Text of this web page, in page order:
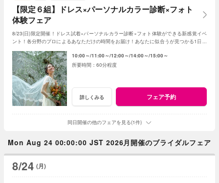
【限定６組】ドレス×パーソナルカラー診断×フォト
体験フェア
8/23(日)限定開催！ドレス試着×パーソナルカラー診断×フォト体験ができる新感覚イベ
ント！各分野のプロによるあなただけの時間をお届け！あなたに似合うが見つかる1日限
10:00～ 11:00～ 12:00～ 14:00～ 15:00～
60分程度
詳しくみる フェア予約
同日開催の他のフェアを見る(1件)
Mon Aug 24 00:00:00 JST 2026月開催のブライダルフェア
8/24 (月)